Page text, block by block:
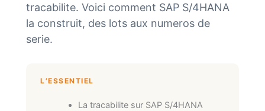
tracabilite. Voici comment SAP S/4HANA
la construit, des lots aux numeros de
serie.
L’ESSENTIEL
La tracabilite sur SAP S/4HANA